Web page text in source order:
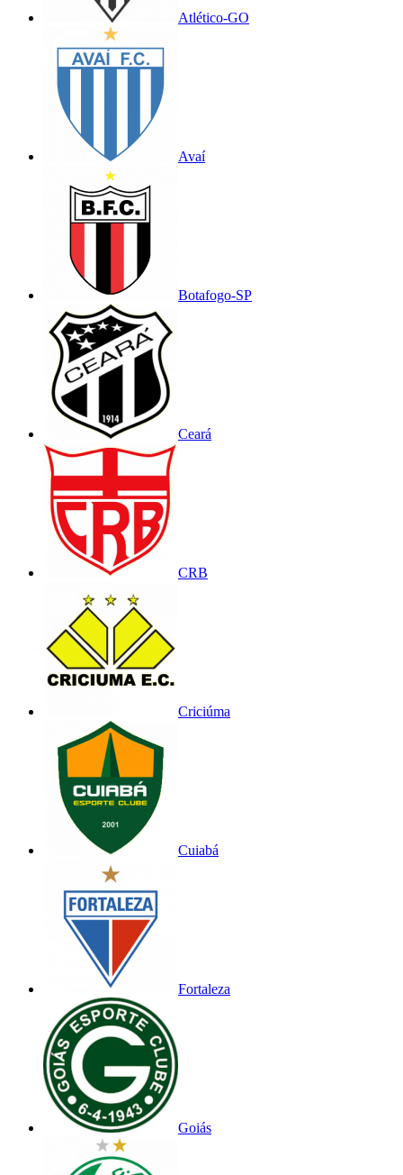
Atlético-GO
Avaí
Botafogo-SP
Ceará
CRB
Criciúma
Cuiabá
Fortaleza
Goiás